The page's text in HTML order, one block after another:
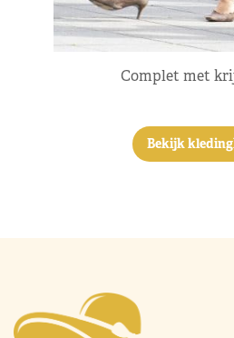
Complet met
Bekijk